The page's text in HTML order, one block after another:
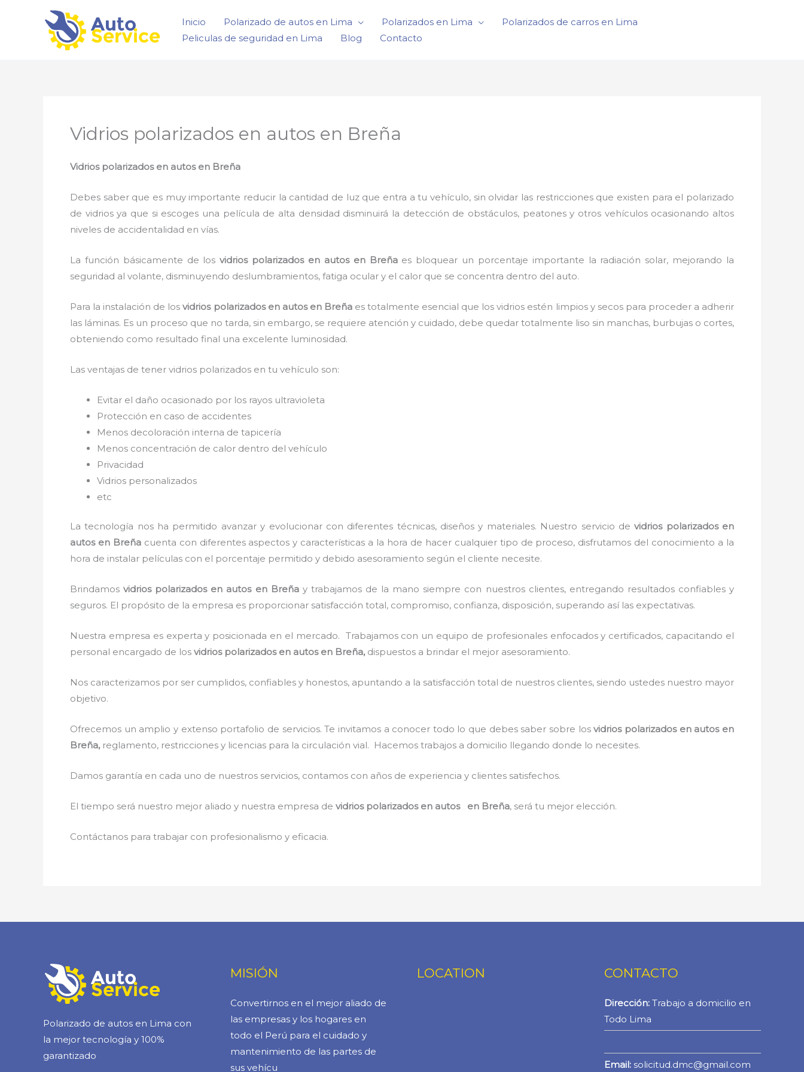
Inicio Polarizado de autos en Lima Polarizados en Lima
Polarizados de carros en Lima
Peliculas de seguridad en Lima
Blog Contacto
Vidrios polarizados en autos en Breña
Vidrios polarizados en autos en Breña
Debes saber que es muy importante reducir la cantidad de luz que entra a tu vehículo, sin olvidar las restricciones que existen para el polarizado
de vidrios ya que si escoges una película de alta densidad disminuirá la detección de obstáculos, peatones y otros vehículos ocasionando altos
niveles de accidentalidad en vías.
La función básicamente de losvidrios polarizados en autos en Breña es bloquear un porcentaje importante la radiación solar, mejorando la
seguridad al volante, disminuyendo deslumbramientos, fatiga ocular y el calor que se concentra dentro del auto.
Para la instalación de losvidrios polarizados en autos en Breña estotalmente esencial que los vidrios estén limpios y secos para proceder a adherir
las láminas. Es un proceso que no tarda, sin embargo, se requiere atención y cuidado, debe quedar totalmente liso sin manchas, burbujas o cortes,
obteniendo como resultado final una excelente luminosidad.
Las ventajas de tener vidrios polarizados en tu vehículo son:
Evitar el daño ocasionado por los rayos ultravioleta
Protección en caso de accidentes
Menos decoloración interna de tapicería
Menos concentración de calor dentro del vehículo
Privacidad
Vidrios personalizados
etc
La tecnología nos ha permitido avanzar y evolucionar con diferentes técnicas, diseños y materiales. Nuestro servicio devidrios polarizados en
autos en Breñacuenta con diferentes aspectos y características a la hora de hacer cualquier tipo de proceso, disfrutamos del conocimiento a la
hora de instalar películas con el porcentaje permitido y debido asesoramiento según el cliente necesite.
Brindamosvidrios polarizados en autos en Breña y trabajamos de la mano siempre con nuestros clientes, entregando resultados confiables y
seguros. El propósito de la empresa es proporcionar satisfacción total, compromiso, confianza, disposición, superando así las expectativas.
Nuestra empresa es experta y posicionada en el mercado. Trabajamos con un equipo de profesionales enfocados y certificados, capacitando el
personal encargado de los vidrios polarizados en autos en Breña, dispuestos a brindar el mejor asesoramiento.
Nos caracterizamos por ser cumplidos, confiables y honestos, apuntando a la satisfacción total de nuestros clientes, siendo ustedes nuestro mayor
objetivo.
Ofrecemos un amplio y extenso portafolio de servicios. Te invitamos a conocer todo lo que debes saber sobre losvidrios polarizados en autos en
Breña, reglamento, restricciones y licencias para la circulación vial. Hacemos trabajos a domicilio llegando donde lo necesites.
Damos garantía en cada uno de nuestros servicios, contamos con años de experiencia y clientes satisfechos.
El tiempo será nuestro mejor aliado y nuestra empresa de vidrios polarizados en autos en Breña, será tu mejor elección.
Contáctanos para trabajar con profesionalismo y eficacia.
Polarizado de autos en Lima con
la mejor tecnología y 100%
garantizado
MISIÓN
Convertirnos en el mejor aliado de
las empresas y los hogares en
todo el Perú para el cuidado y
mantenimiento de las partes de
sus vehícu
LOCATION CONTACTO
Dirección:Trabajo a domicilio en
Todo Lima
Email: solicitud.dmc@gmail.com